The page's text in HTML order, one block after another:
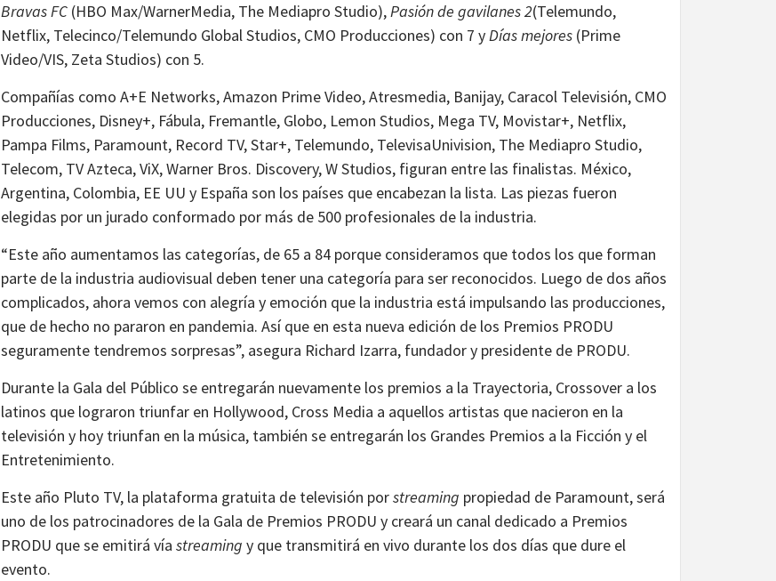
Bravas FC (HBO Max/WarnerMedia, The Mediapro Studio),Pasión de gavilanes 2(Telemundo,
Netflix, Telecinco/Telemundo Global Studios, CMO Producciones) con 7 yDías mejores (Prime
Video/VIS, Zeta Studios) con 5.
Compañías como A+E Networks, Amazon Prime Video, Atresmedia, Banijay, Caracol Televisión, CMO
Producciones, Disney+, Fábula, Fremantle, Globo, Lemon Studios, Mega TV, Movistar+, Netflix,
Pampa Films, Paramount, Record TV, Star+, Telemundo, TelevisaUnivision, The Mediapro Studio,
Telecom, TV Azteca, ViX, Warner Bros. Discovery, W Studios, figuran entre las finalistas. México,
Argentina, Colombia, EE UU y España son los países que encabezan la lista. Las piezas fueron
elegidas por un jurado conformado por más de 500 profesionales de la industria.
“Este año aumentamos las categorías, de 65 a 84 porque consideramos que todos los que forman
parte de la industria audiovisual deben tener una categoría para ser reconocidos. Luego de dos años
complicados, ahora vemos con alegría y emoción que la industria está impulsando las producciones,
que de hecho no pararon en pandemia. Así que en esta nueva edición de los Premios PRODU
seguramente tendremos sorpresas”, asegura Richard Izarra, fundador y presidente de PRODU.
Durante la Gala del Público se entregarán nuevamente los premios a la Trayectoria, Crossover a los
latinos que lograron triunfar en Hollywood, Cross Media a aquellos artistas que nacieron en la
televisión y hoy triunfan en la música, también se entregarán los Grandes Premios a la Ficción y el
Entretenimiento.
Este año Pluto TV, la plataforma gratuita de televisión porstreaming propiedad de Paramount, será
uno de los patrocinadores de la Gala de Premios PRODU y creará un canal dedicado a Premios
PRODU que se emitirá vía streaming y que transmitirá en vivo durante los dos días que dure el
evento.